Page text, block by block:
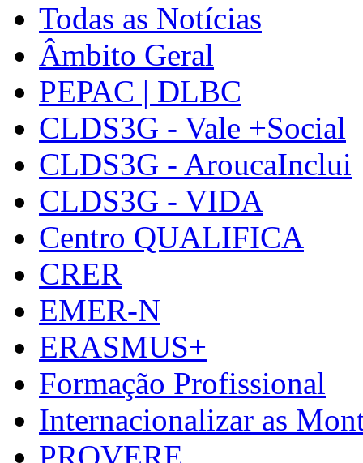
Todas as Notícias
Âmbito Geral
PEPAC | DLBC
CLDS3G - Vale +Social
CLDS3G - AroucaInclui
CLDS3G - VIDA
Centro QUALIFICA
CRER
EMER-N
ERASMUS+
Formação Profissional
Internacionalizar as